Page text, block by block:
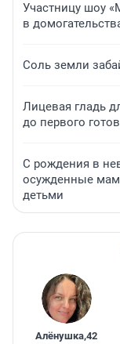
Участницу шоу
в
Соль земли
Лицевая гладь
до первого
С рождения в
осужденные
детьми
Алёнушка,42